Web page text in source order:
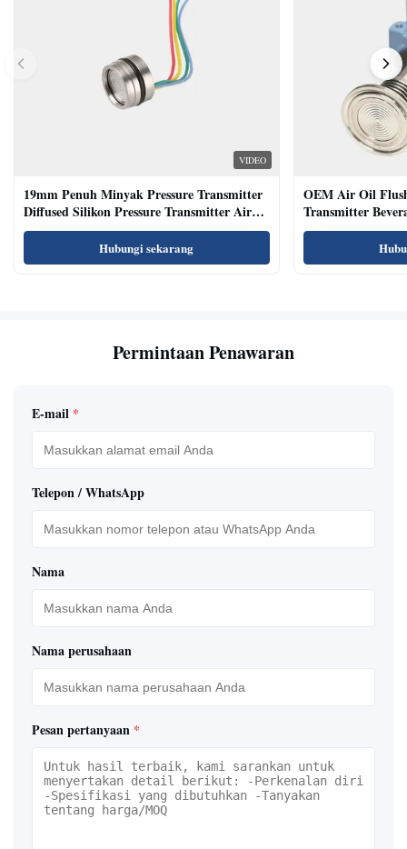
VIDEO
19mm Penuh Minyak Pressure Transmitter
Diffused Silikon Pressure Transmitter Air
Oil Test
Hubungi sekarang
OEM Air Oil
Transmitter
Sensor
Permintaan Penawaran
E-mail *
Telepon / WhatsApp
Nama
Nama perusahaan
Pesan pertanyaan *